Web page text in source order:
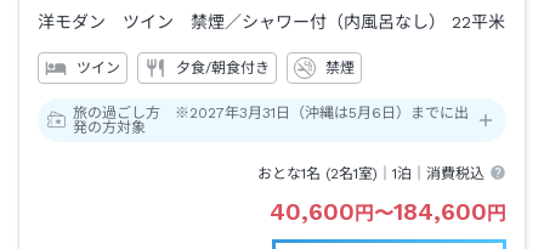
洋モダン ツイン 禁煙／シャワー付（内風呂なし） 22平米
ツイン 夕食/朝食付き 禁煙
旅の過ごし方 ※2027年3月31日（沖縄は5月6日）までに出
発の方対象
おとな1名 (2名1室)｜1泊 ｜消費税込
40,600円〜184,600円